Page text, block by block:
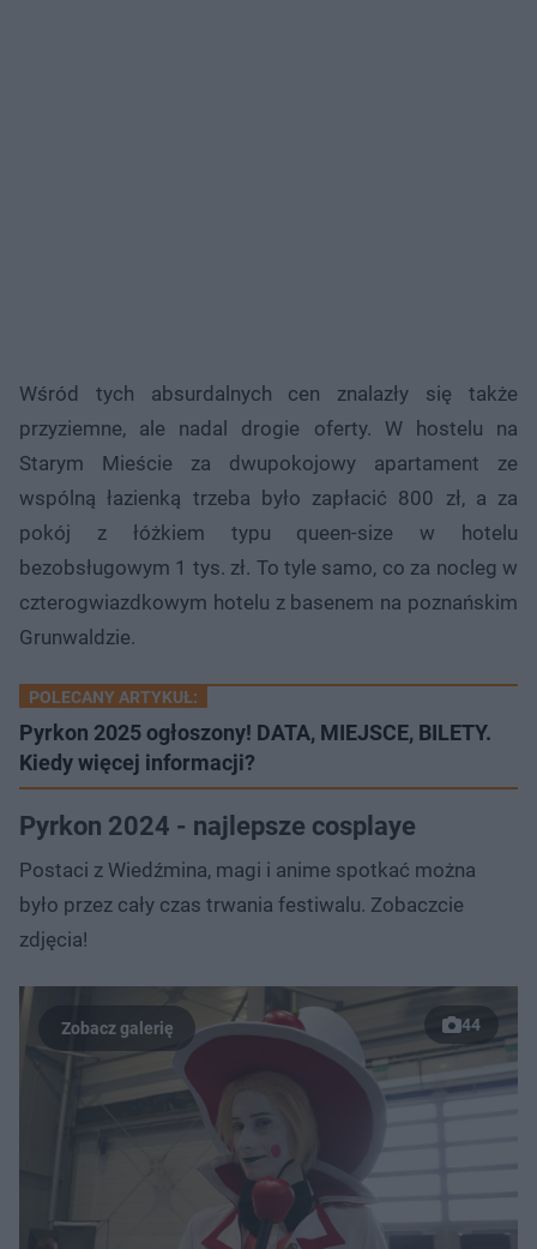
Wśród tych absurdalnych cen znalazły się także
przyziemne, ale nadal drogie oferty. W hostelu na
Starym Mieście za dwupokojowy apartament ze
wspólną łazienką trzeba było zapłacić 800 zł, a za
pokój z łóżkiem typu queen-size w hotelu
bezobsługowym 1 tys. zł. To tyle samo, co za nocleg w
czterogwiazdkowym hotelu z basenem na poznańskim
Grunwaldzie.
POLECANY ARTYKUŁ:
Pyrkon 2025 ogłoszony! DATA, MIEJSCE, BILETY.
Kiedy więcej informacji?
Pyrkon 2024 - najlepsze cosplaye
Postaci z Wiedźmina, magi i anime spotkać można
było przez cały czas trwania festiwalu. Zobaczcie
zdjęcia!
44